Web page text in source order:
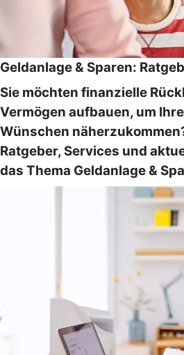
Geldanlage & Sparen:
Sie möchten finanzielle
Vermögen aufbauen, um
Wünschen
Ratgeber, Services und
das Thema Geldanlage &